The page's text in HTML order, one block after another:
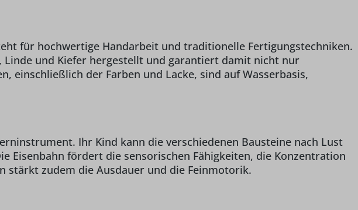
für hochwertige Handarbeit und traditionelle Fertigungstechniken.
Linde und Kiefer hergestellt und garantiert damit nicht nur
einschließlich der Farben und Lacke, sind auf Wasserbasis,
Ihr Kind kann die verschiedenen Bausteine nach Lust
Eisenbahn fördert die sensorischen Fähigkeiten, die Konzentration
stärkt zudem die Ausdauer und die Feinmotorik.